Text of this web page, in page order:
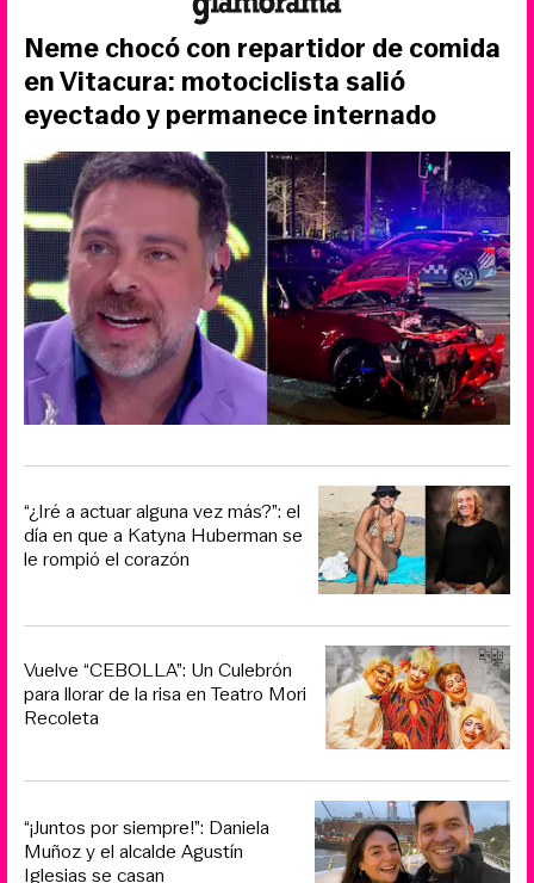
Neme chocó con repartidor de comida
en Vitacura: motociclista salió
eyectado y permanece internado
“¿Iré a actuar alguna vez más?”: el
día en que a Katyna Huberman se
le rompió el corazón
Vuelve “CEBOLLA”: Un Culebrón
para llorar de la risa en Teatro Mori
Recoleta
“¡Juntos por siempre!”: Daniela
Muñoz y el alcalde Agustín
Iglesias se casan